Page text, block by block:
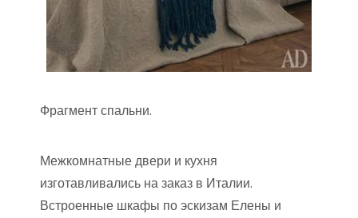
Фрагмент спальни.
Межкомнатные двери и кухня
изготавливались на заказ в Италии.
Встроенные шкафы по эскизам Елены и